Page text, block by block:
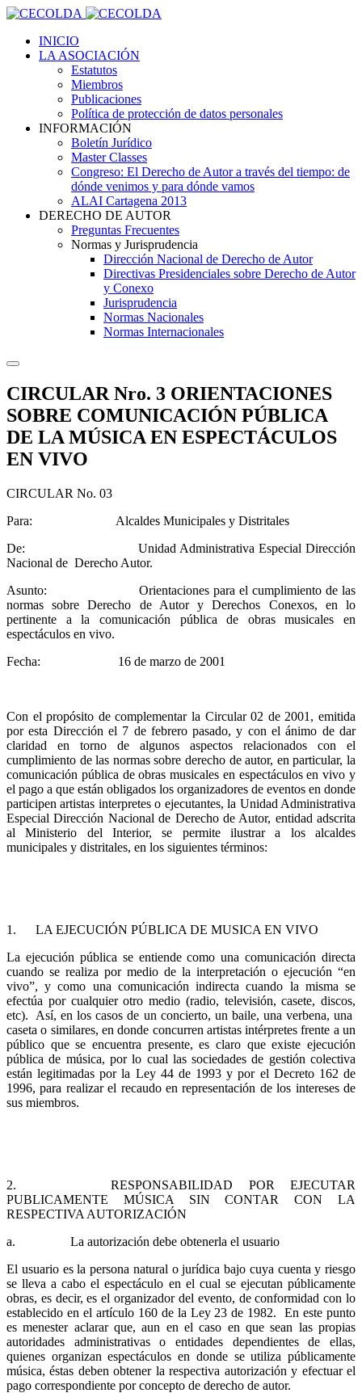
INICIO
LA ASOCIACIÓN
Estatutos
Miembros
Publicaciones
Política de protección de datos personales
INFORMACIÓN
Boletín Jurídico
Master Classes
Congreso: El Derecho de Autor a través del tiempo: de
dónde venimos y para dónde vamos
ALAI Cartagena 2013
DERECHO DE AUTOR
Preguntas Frecuentes
Normas y Jurisprudencia
Dirección Nacional de Derecho de Autor
Directivas Presidenciales sobre Derecho de Autor
y Conexo
Jurisprudencia
Normas Nacionales
Normas Internacionales
CIRCULAR Nro. 3 ORIENTACIONES
SOBRE COMUNICACIÓN PÚBLICA
DE LA MÚSICA EN ESPECTÁCULOS
EN VIVO
CIRCULAR No. 03
Para: Alcaldes Municipales y Distritales
De: Unidad Administrativa Especial Dirección
Nacional de Derecho Autor.
Asunto: Orientaciones para el cumplimiento de las
normas sobre Derecho de Autor y Derechos Conexos, en lo
pertinente a la comunicación pública de obras musicales en
espectáculos en vivo.
Fecha: 16 de marzo de 2001
Con el propósito de complementar la Circular 02 de 2001, emitida
por esta Dirección el 7 de febrero pasado, y con el ánimo de dar
claridad en torno de algunos aspectos relacionados con el
cumplimiento de las normas sobre derecho de autor, en particular, la
comunicación pública de obras musicales en espectáculos en vivo y
el pago a que están obligados los organizadores de eventos en donde
participen artistas interpretes o ejecutantes, la Unidad Administrativa
Especial Dirección Nacional de Derecho de Autor, entidad adscrita
al Ministerio del Interior, se permite ilustrar a los alcaldes
municipales y distritales, en los siguientes términos:
1. LA EJECUCIÓN PÚBLICA DE MUSICA EN VIVO
La ejecución pública se entiende como una comunicación directa
cuando se realiza por medio de la interpretación o ejecución “en
vivo”, y como una comunicación indirecta cuando la misma se
efectúa por cualquier otro medio (radio, televisión, casete, discos,
etc). Así, en los casos de un concierto, un baile, una verbena, una
caseta o similares, en donde concurren artistas intérpretes frente a un
público que se encuentra presente, es claro que existe ejecución
pública de música, por lo cual las sociedades de gestión colectiva
están legitimadas por la Ley 44 de 1993 y por el Decreto 162 de
1996, para realizar el recaudo en representación de los intereses de
sus miembros.
2. RESPONSABILIDAD POR EJECUTAR
PUBLICAMENTE MÚSICA SIN CONTAR CON LA
RESPECTIVA AUTORIZACIÓN
a. La autorización debe obtenerla el usuario
El usuario es la persona natural o jurídica bajo cuya cuenta y riesgo
se lleva a cabo el espectáculo en el cual se ejecutan públicamente
obras, es decir, es el organizador del evento, de conformidad con lo
establecido en el artículo 160 de la Ley 23 de 1982. En este punto
es menester aclarar que, aun en el caso en que sean las propias
autoridades administrativas o entidades dependientes de ellas,
quienes organizan espectáculos en donde se utiliza públicamente
música, éstas deben obtener la respectiva autorización y efectuar el
pago correspondiente por concepto de derecho de autor.